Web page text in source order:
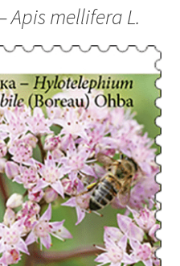
Apis mellifera L.